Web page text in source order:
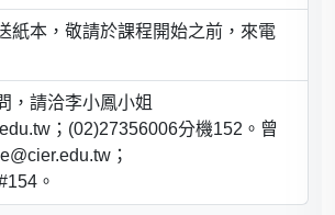
紙本，敬請於課程開始之前，來電
，請洽李小鳳小姐
；(02)27356006分機152。曾
；
。